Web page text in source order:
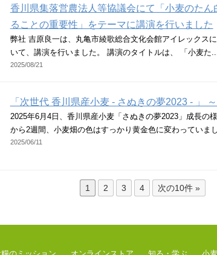
香川県集落営農法人等協議会にて「小麦のた
ることの重要性」をテーマに講演を行いました
弊社 吉原良一は、丸亀市綾歌総合文化会館アイレックス
いて、講演を行いました。 講演のタイトルは、 「小麦た...
2025/08/21
「次世代 香川県産小麦 - さぬきの夢2023 - 」
2025年6月4日、香川県産小麦「さぬきの夢2023」成長の
から2週間、小麦畑の色はすっかり黄金色に変わっていま
2025/06/11
1 2 3 4 次の10件 »